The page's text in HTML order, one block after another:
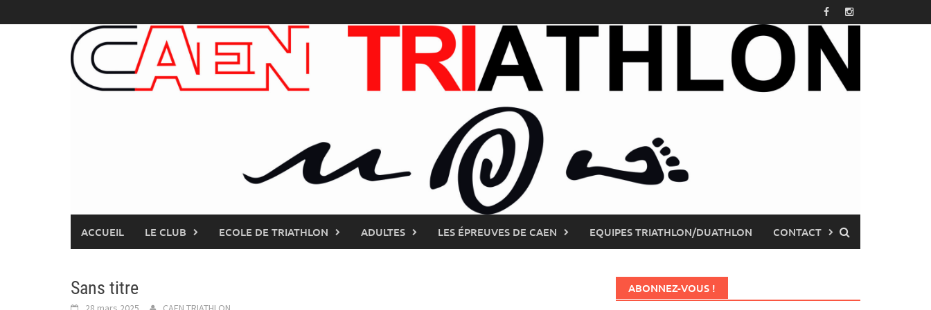
to
ACCUEIL LE CLUB ECOLE DE TRIATHLON ADULTES LES ÉPREUVES DE CAEN EQUIPES TRIATHLON/DUATHLON CONTACT
Sans titre ABONNEZ-VOUS !